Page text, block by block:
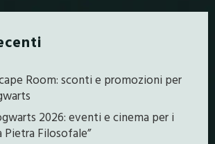
Room: sconti e promozioni per
2026: eventi e cinema per i
Pietra Filosofale”